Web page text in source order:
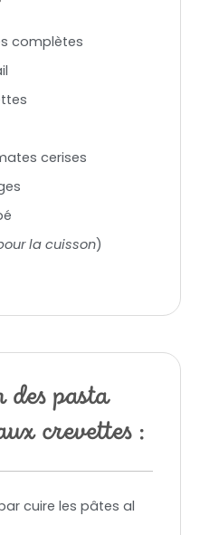
des pasta
crevettes :
cuire les pâtes al
complètes
cerises
la cuisson)